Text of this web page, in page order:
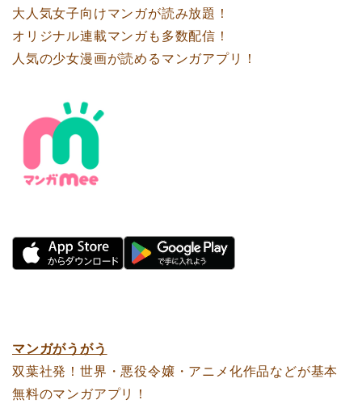
大人気女子向けマンガが読み放題！
オリジナル連載マンガも多数配信！
人気の少女漫画が読めるマンガアプリ！
マンガがうがう
双葉社発！世界・悪役令嬢・アニメ化作品などが基本
無料のマンガアプリ！